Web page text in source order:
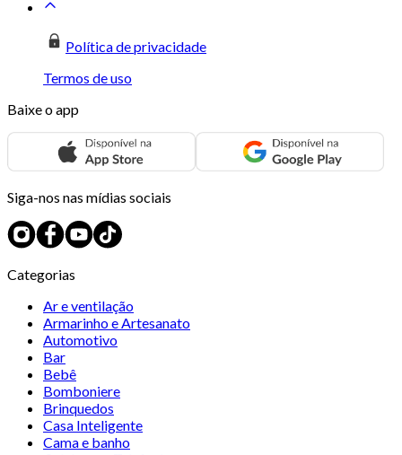
Política de privacidade
Termos de uso
Baixe o app
Siga-nos nas mídias sociais
Categorias
Ar e ventilação
Armarinho e Artesanato
Automotivo
Bar
Bebê
Bomboniere
Brinquedos
Casa Inteligente
Cama e banho